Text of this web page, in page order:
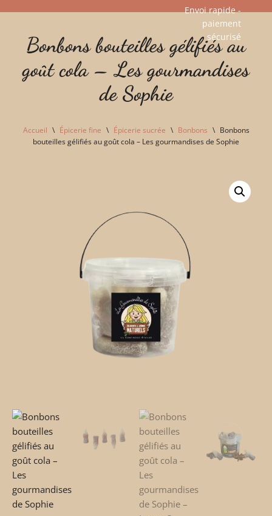
Envoi rapide -
paiement
sécurisé​
Bonbons bouteilles gélifiés au
goût cola – Les gourmandises
de Sophie
Accueil \ Épicerie fine \ Épicerie sucrée \ Bonbons \ Bonbons
bouteilles gélifiés au goût cola – Les gourmandises de Sophie